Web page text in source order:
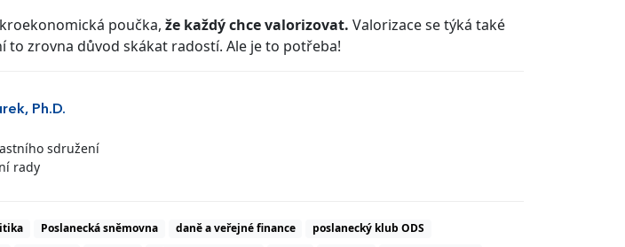
poučka, že každý chce valorizovat. Valorizace se týká také
to zrovna důvod skákat radostí. Ale je to potřeba!
Ph.D.
sdružení
rady
Poslanecká sněmovna daně a veřejné finance
poslanecký klub ODS